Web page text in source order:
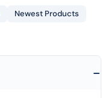
Newest Products